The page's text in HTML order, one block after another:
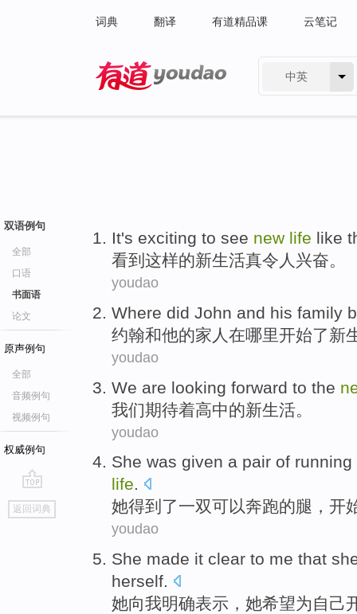
词典 翻译 有道精品课 云笔记
中英
双语例句
全部
口语
书面语
论文
原声例句
全部
音频例句
视频例句
权威例句
go
top
返回词典
It's exciting to see new life like
看到这样的新生活真令人兴奋。
youdao
Where did John and his family
约翰和他的家人在哪里开始了新
youdao
We are looking forward to the
我们期待着高中的新生活。
youdao
She was given a pair of
life.
她得到了一双可以奔跑的腿，开
youdao
She made it clear to me that
herself.
她向我明确表示，她希望为 自己